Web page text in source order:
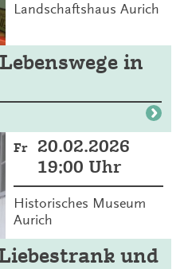
Landschaftshaus Aurich
in
Fr
20.02.2026
19:00 Uhr
Historisches Museum
Aurich
und